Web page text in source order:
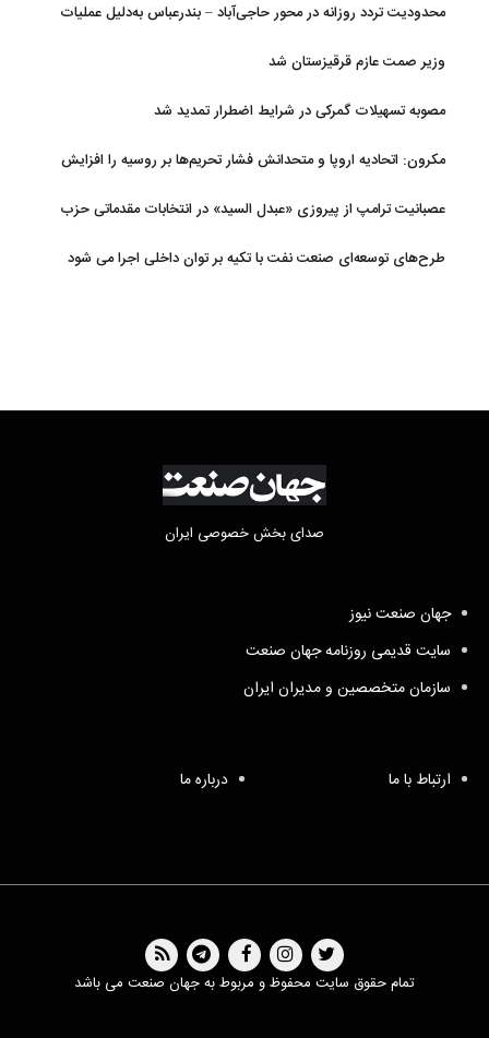
محدودیت تردد روزانه در محور حاجی‌آباد – بندرعباس به‌دلیل عملیات
وزیر صمت عازم قرقیزستان شد
مصوبه تسهیلات گمرکی در شرایط اضطرار تمدید شد
مکرون: اتحادیه اروپا و متحدانش فشار تحریم‌ها بر روسیه را افزایش
عصبانیت ترامپ از پیروزی «عبدل السید» در انتخابات مقدماتی حزب
طرح‌های توسعه‌ای صنعت نفت با تکیه بر توان داخلی اجرا می شود
صدای بخش خصوصی ایران
جهان صنعت نیوز
سایت قدیمی روزنامه جهان صنعت
سازمان متخصصین و مدیران ایران
ارتباط با ما درباره ما
تمام حقوق سایت محفوظ و مربوط به جهان صنعت می باشد